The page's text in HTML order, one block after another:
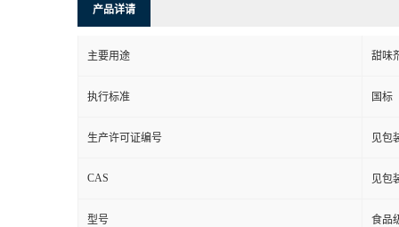
产品详请
主要用途 甜味
执行标准 国标
生产许可证编号 见包
CAS 见包
型号 食品